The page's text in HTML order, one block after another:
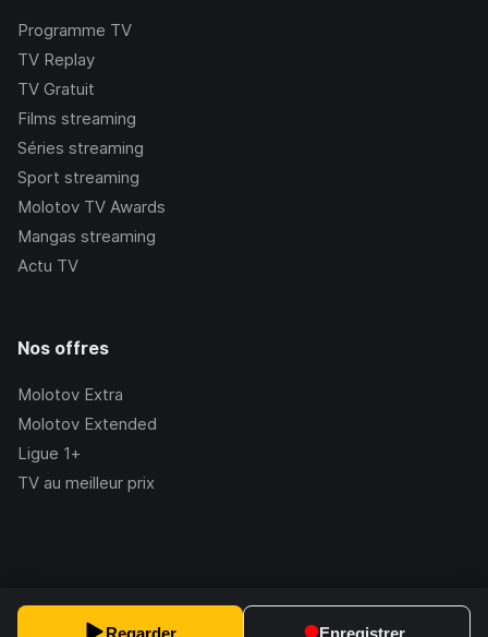
Regarder Enregistrer
Programme TV
TV Replay
TV Gratuit
Films streaming
Séries streaming
Sport streaming
Molotov TV Awards
Mangas streaming
Actu TV
Nos offres
Molotov Extra
Molotov Extended
Ligue 1+
TV au meilleur prix
2.228.1